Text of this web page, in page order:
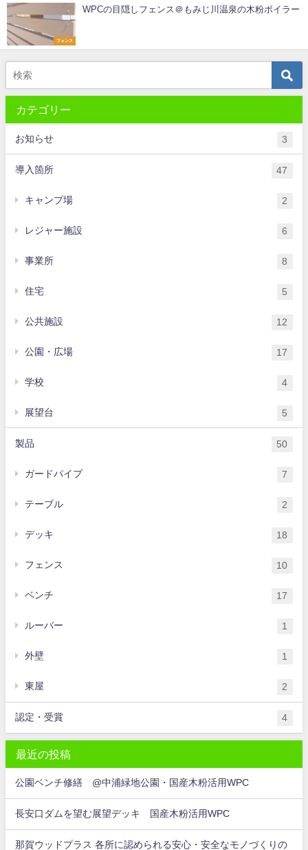
フェンス
WPCの目隠しフェンス＠もみじ川温泉の木粉ボイラー
カテゴリー
お知らせ 3
導入箇所 47
キャンプ場 2
レジャー施設 6
事業所 8
住宅 5
公共施設 12
公園・広場 17
学校 4
展望台 5
製品 50
ガードパイプ 7
テーブル 2
デッキ 18
フェンス 10
ベンチ 17
ルーバー 1
外壁 1
東屋 2
認定・受賞 4
最近の投稿
公園ベンチ修繕 @中浦緑地公園・国産木粉活用WPC
長安口ダムを望む展望デッキ 国産木粉活用WPC
那賀ウッドプラス 各所に認められる安心・安全なモノづくりの